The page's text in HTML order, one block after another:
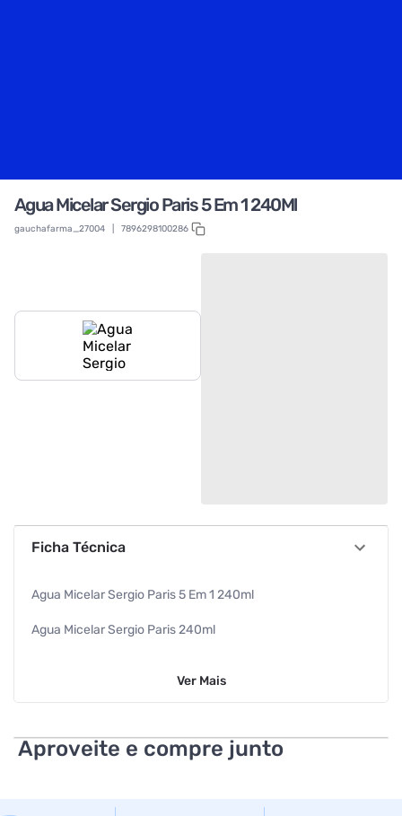
Agua Micelar Sergio Paris 5 Em 1 240Ml
gauchafarma_27004 7896298100286
Ficha Técnica
Agua Micelar Sergio Paris 5 Em 1 240ml
Agua Micelar Sergio Paris 240ml
Sergio Paris
Ver Mais
Aproveite e compre junto